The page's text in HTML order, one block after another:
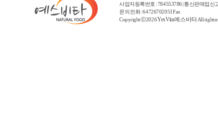
사업자등록번호 : 784553786 | 통신판매업신
문의 전화 : 6472670205 I Fax
Copyright ⓒ2026YesVita 예스비타All rights